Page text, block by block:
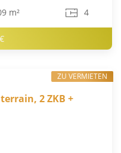
m² 4
2 ZKB +
ZU VERMIETEN